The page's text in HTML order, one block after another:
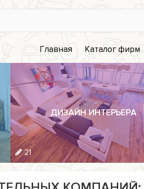
Каталог фирм
Главная
ДИЗАЙН ИНТЕРЬЕРА
21